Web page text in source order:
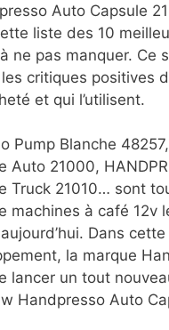
Auto Capsule
liste des 10
ne pas manquer. Ce
critiques positives
et qui l’utilisent.
Pump Blanche
Auto 21000,
Truck 21010… sont
machines à café 12v
Dans
la marque
lancer un tout
Handpresso Auto